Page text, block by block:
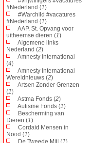
#Nederland (1)
#Warchild #vacatures
#Nederland (1)
AAP, St. Opvang voor
uitheemse dieren (1)
Algemene links
Nederland (2)
Amnesty International
(4)
Amnesty International
Wereldnieuws (2)
Artsen Zonder Grenzen
(1)
Astma Fonds (2)
Autisme Fonds (1)
Bescherming van
Dieren (1)
Cordaid Mensen in
Nood (1)
De Tweede Mijl (1)